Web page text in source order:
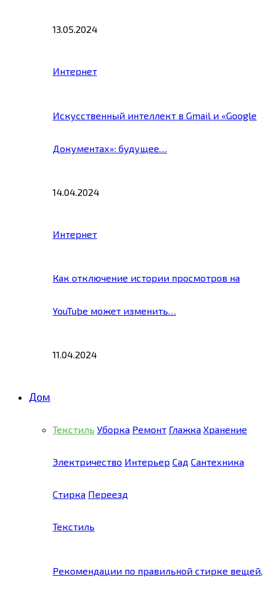
13.05.2024
Интернет
Искусственный интеллект в Gmail и «Google
Документах»: будущее…
14.04.2024
Интернет
Как отключение истории просмотров на
YouTube может изменить…
11.04.2024
Дом
Текстиль Уборка Ремонт Глажка Хранение
Электричество Интерьер Сад Сантехника
Стирка Переезд
Текстиль
Рекомендации по правильной стирке вещей,